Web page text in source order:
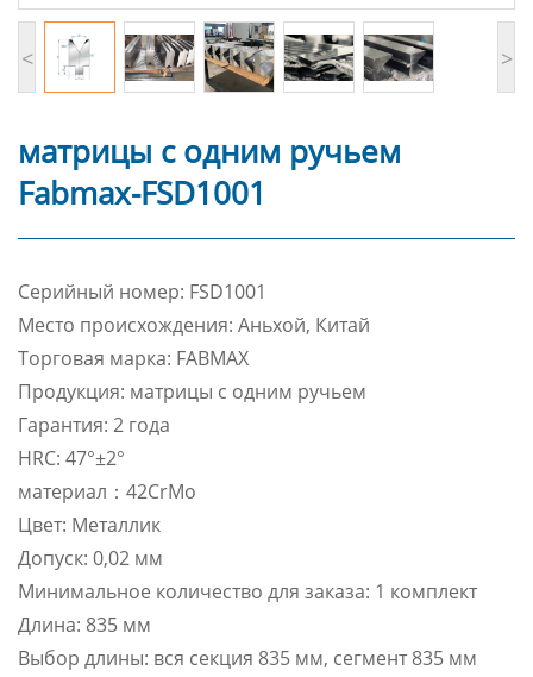
< >
матрицы с одним ручьем
Fabmax-FSD1001
Cерийный номер: FSD1001
Место происхождения: Аньхой, Китай
Торговая марка: FABMAX
Продукция: матрицы с одним ручьем
Гарантия: 2 года
HRC: 47°±2°
материал：42CrMo
Цвет: Металлик
Допуск: 0,02 мм
Минимальное количество для заказа: 1 комплект
Длина: 835 мм
Выбор длины: вся секция 835 мм, сегмент 835 мм